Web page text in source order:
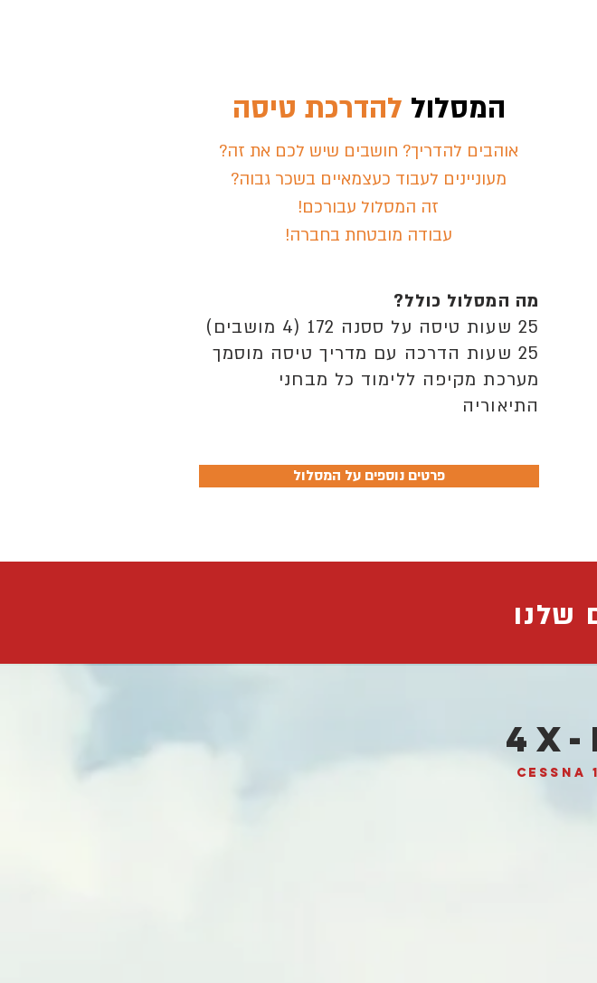
המסלול להדרכת טיסה
אוהבים להדריך? חושבים שיש לכם את זה?
מעוניינים לעבוד כעצמאיים בשכר גבוה?
זה המסלול עבורכם!
עבודה מובטחת בחברה!
מה המסלול כולל?
25 שעות טיסה על ססנה 172 (4 מושבים)
25 שעות הדרכה עם מדריך טיסה מוסמך
מערכת מקיפה ללימוד כל מבחני
התיאוריה
פרטים נוספים על המסלול
שלנו
4X-
Cessna